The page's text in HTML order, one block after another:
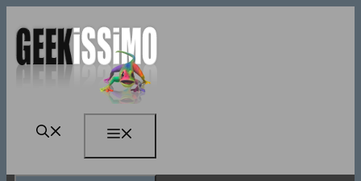
contenuto